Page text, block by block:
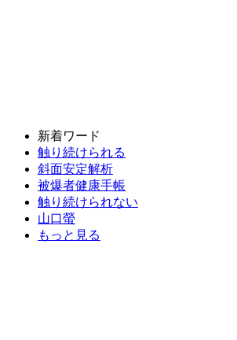
新着ワード
触り続けられる
斜面安定解析
被爆者健康手帳
触り続けられない
山口螢
もっと見る